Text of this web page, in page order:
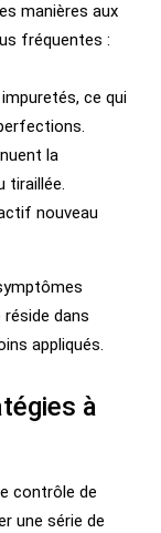
manières aux
fréquentes :
ce qui
la
tiraillée.
nouveau
dans
appliqués.
à
contrôle de
une série de